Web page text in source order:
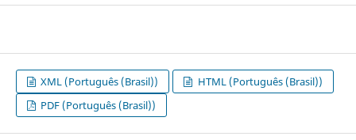
XML (Português (Brasil))
HTML (Português (Brasil))
PDF (Português (Brasil))